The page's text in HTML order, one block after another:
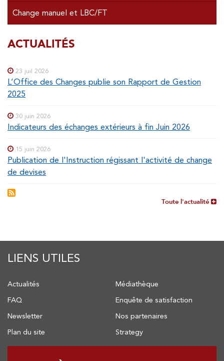
Change manuel et LBC/FT
SOUS-
Special
ACTUALITÉS
23 juil 2026
L’Office des Changes publie son Rapport de Gestion
2025
30 juin 2026
Indicateurs des échanges extérieurs à fin Juin 2026
15 juin 2026
Publication de l'Instruction régissant l'activité de change
de devises
Toute l'actualité
LIENS UTILES
Actualités
FAQ
Newsletter
Plan du site
Médiathèque
Enquête de satisfaction
Nos partenaires
Strategy